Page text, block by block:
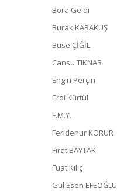
Bora Geldi
Burak KARAKUŞ
Buse ÇİĞİL
Cansu TIKNAS
Engin Perçin
Erdi Kürtül
F.M.Y.
Feridenur KORUR
Fırat BAYTAK
Fuat Kılıç
Gül Esen EFEOĞLU